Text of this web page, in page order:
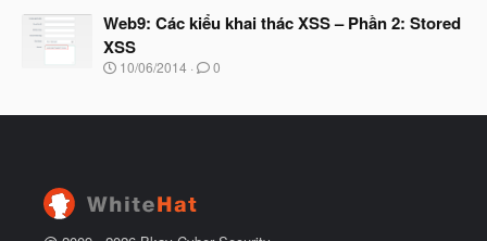
đ
ầ
u
à
b
ắ
Web9: Các kiểu khai thác XSS – Phần 2: Stored
XSS
N
y
ầ
10/06/2014 0